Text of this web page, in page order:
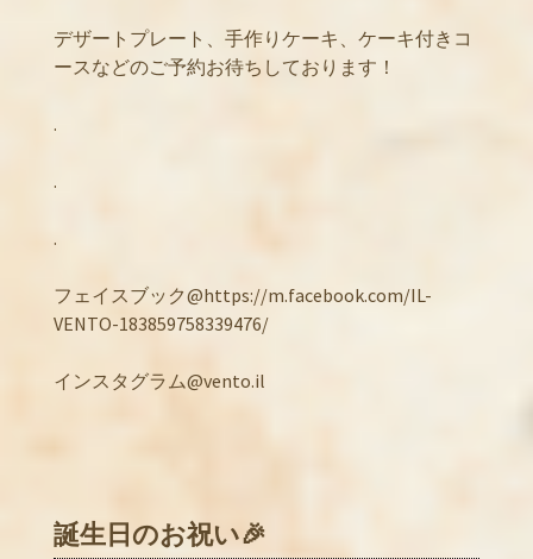
デザートプレート、手作りケーキ、ケーキ付きコ
ースなどのご予約お待ちしております！
.
.
.
フェイスブック@https://m.facebook.com/IL-
VENTO-183859758339476/
インスタグラム@vento.il
誕生日のお祝い🎉